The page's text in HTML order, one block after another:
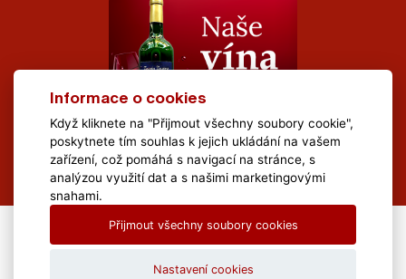
All Rights Reserved Muzeum Brněnska © 2020, Webdesign by
Informace o cookies
Když kliknete na "Přijmout všechny soubory cookie",
poskytnete tím souhlas k jejich ukládání na vašem
zařízení, což pomáhá s navigací na stránce, s
analýzou využití dat a s našimi marketingovými
snahami.
Přijmout všechny soubory cookies
Nastavení cookies